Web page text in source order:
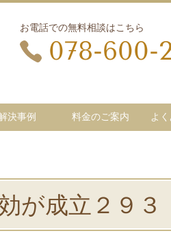
お電話での無料相談はこちら
078-600-
決事例 料金のご案内 よ
が成立２９３